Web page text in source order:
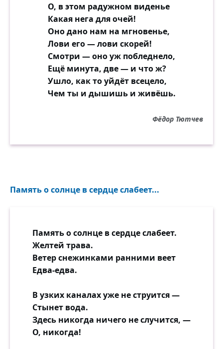
О, в этом радужном виденье
Какая нега для очей!
Оно дано нам на мгновенье,
Лови его — лови скорей!
Смотри — оно уж побледнело,
Ещё минута, две — и что ж?
Ушло, как то уйдёт всецело,
Чем ты и дышишь и живёшь.
Фёдор Тютчев
Память о солнце в сердце слабеет...
Память о солнце в сердце слабеет.
Желтей трава.
Ветер снежинками ранними веет
Едва-едва.
В узких каналах уже не струится —
Стынет вода.
Здесь никогда ничего не случится, —
О, никогда!